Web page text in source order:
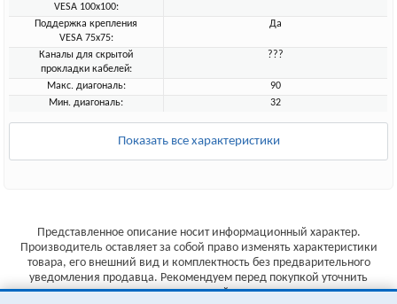
VESA 100х100:
Поддержка крепления
VESA 75х75:
Да
Каналы для скрытой
прокладки кабелей:
???
Макс. диагональ:
90
Мин. диагональ:
32
Показать все характеристики
Представленное описание носит информационный характер.
Производитель оставляет за собой право изменять характеристики
товара, его внешний вид и комплектность без предварительного
уведомления продавца. Рекомендуем перед покупкой уточнить
характеристики товара на сайте производителя.